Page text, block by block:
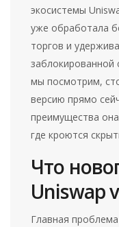
экосистемы
уже обработала
торгов и
заблокированной
мы посмотрим,
версию прямо
преимущества
где кроются
Что
Uniswap
Главная